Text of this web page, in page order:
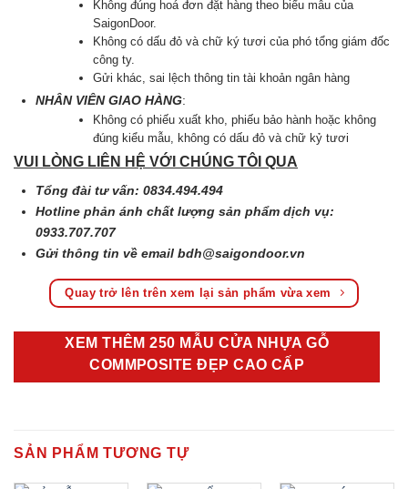
Không đúng hoá đơn đặt hàng theo biểu mẫu của
SaigonDoor.
Không có dấu đỏ và chữ ký tươi của phó tổng giám đốc
công ty.
Gửi khác, sai lệch thông tin tài khoản ngân hàng
NHÂN VIÊN GIAO HÀNG:
Không có phiếu xuất kho, phiếu bảo hành hoặc không
đúng kiểu mẫu, không có dấu đỏ và chữ kỷ tươi
VUI LÒNG LIÊN HỆ VỚI CHÚNG TÔI QUA
Tổng đài tư vấn: 0834.494.494
Hotline phản ánh chất lượng sản phẩm dịch vụ:
0933.707.707
Gửi thông tin về emailbdh@saigondoor.vn
Quay trở lên trên xem lại sản phẩm vừa xem
XEM THÊM 250 MẪU CỬA NHỰA GỖ
COMMPOSITE ĐẸP CAO CẤP
SẢN PHẨM TƯƠNG TỰ